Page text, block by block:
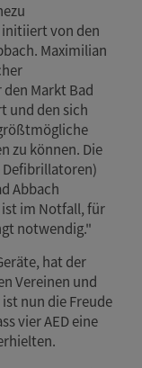
von den
Maximilian
Markt Bad
und den sich
zu können. Die
Defibrillatoren)
Abbach
im Notfall, für
notwendig."
hat der
Vereinen und
nun die Freude
vier AED eine